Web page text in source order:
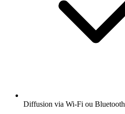
Diffusion via Wi-Fi ou Bluetooth